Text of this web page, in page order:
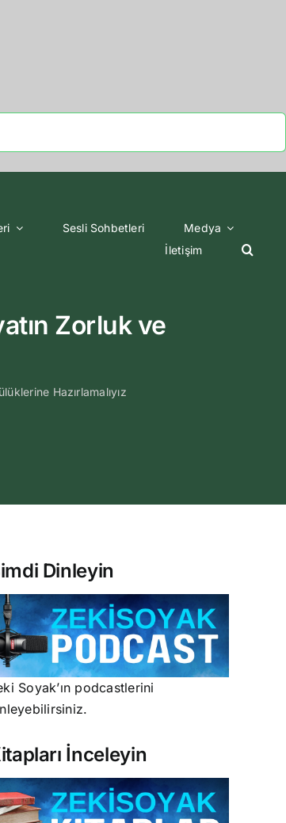
Sesli Sohbetleri
Medya
İletişim
Zorluk ve
Hazırlamalıyız
Dinleyin
Soyak’ın podcastlerini
İnceleyin